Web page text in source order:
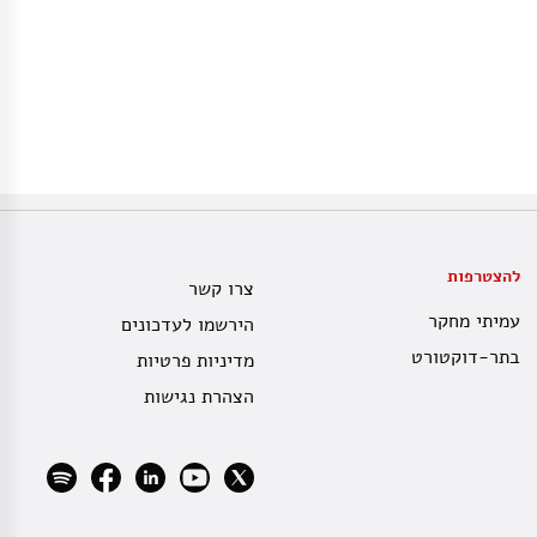
להצטרפות
עמיתי מחקר
בתר-דוקטורט
צרו קשר
הירשמו לעדכונים
מדיניות פרטיות
הצהרת נגישות